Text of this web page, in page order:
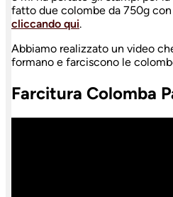
fatto due colombe da 750g
cliccando qui.
Abbiamo realizzato un video
formano e farciscono le
Farcitura Colomba